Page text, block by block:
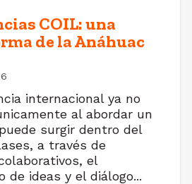
COIL: una
de la Anáhuac
internacional ya no
al abordar un
surgir dentro del
a través de
el
de ideas y el diálogo...